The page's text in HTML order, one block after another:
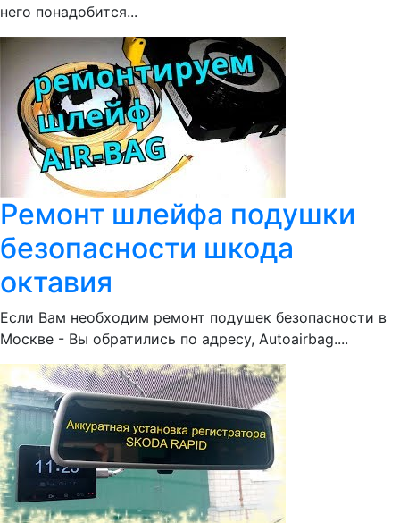
него понадобится...
Ремонт шлейфа подушки
безопасности шкода
октавия
Если Вам необходим ремонт подушек безопасности в
Москве - Вы обратились по адресу, Autoairbag....